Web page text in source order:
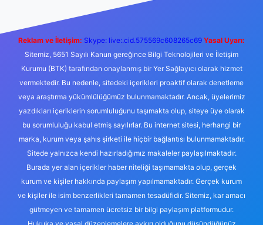
Reklam ve İletişim: Skype: live:.cid.575569c608265c69 Yasal Uyarı:
Sitemiz, 5651 Sayılı Kanun gereğince Bilgi Teknolojileri ve İletişim
Kurumu (BTK) tarafından onaylanmış bir Yer Sağlayıcı olarak hizmet
vermektedir. Bu nedenle, sitedeki içerikleri proaktif olarak denetleme
veya araştırma yükümlülüğümüz bulunmamaktadır. Ancak, üyelerimiz
yazdıkları içeriklerin sorumluluğunu taşımakta olup, siteye üye olarak
bu sorumluluğu kabul etmiş sayılırlar. Bu internet sitesi, herhangi bir
marka, kurum veya şahıs şirketi ile hiçbir bağlantısı bulunmamaktadır.
Sitede yalnızca kendi hazırladığımız makaleler paylaşılmaktadır.
Burada yer alan içerikler haber niteliği taşımamakta olup, gerçek
kurum ve kişiler hakkında paylaşım yapılmamaktadır. Gerçek kurum
ve kişiler ile isim benzerlikleri tamamen tesadüfidir. Sitemiz, kar amacı
gütmeyen ve tamamen ücretsiz bir bilgi paylaşım platformudur.